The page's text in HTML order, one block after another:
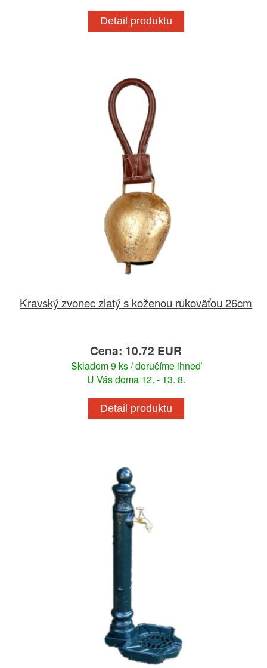
Detail produktu
Kravský zvonec zlatý s koženou rukoväťou 26cm
Cena: 10.72 EUR
Skladom 9 ks / doručíme ihneď
U Vás doma 12. - 13. 8.
Detail produktu